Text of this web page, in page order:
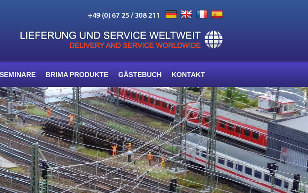
SEMINARE BRIMA PRODUKTE GÄSTEBUCH KONTAKT